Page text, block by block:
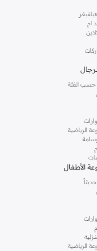
باكثر من الف ستايل من مجموعة
متجر دوروثي بيركنز اون لاين او
اون لاين. خدمة التوصيل السريعة
مع نمشي.
ام
الفئة
الرياضية
الأطفال
الرياضية